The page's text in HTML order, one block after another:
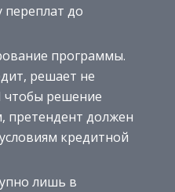
переплат до
программы.
решает не
чтобы решение
претендент должен
кредитной
лишь в